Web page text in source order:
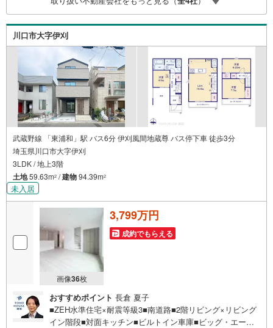
対応ライフプランニング、かけつけサポート、Club Offプレ
ミア…
川口市大字伊刈
武蔵野線 「東浦和」駅 バス6分 伊刈風間地蔵尊 バス停下車 徒歩3分
埼玉県川口市大字伊刈
3LDK / 地上3階
土地59.63m2 /建物94.39m2
未入居
画像36枚
3,799万円
成約でもらえる
おすすめポイント 長倉 夏子
■ZEH水準住宅×耐震等級3■南道路■2階リビング×リビング
イン階段■対面キッチン■ビルトイン車庫■ビッグ・エー歩6